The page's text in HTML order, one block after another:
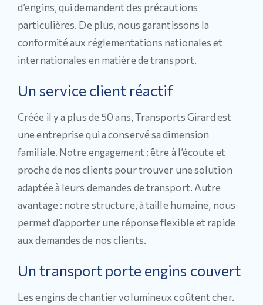
d’engins, qui demandent des précautions
particulières. De plus, nous garantissons la
conformité aux réglementations nationales et
internationales en matière de transport.
Un service client réactif
Créée il y a plus de 50 ans, Transports Girard est
une entreprise qui a conservé sa dimension
familiale. Notre engagement : être à l’écoute et
proche de nos clients pour trouver une solution
adaptée à leurs demandes de transport. Autre
avantage : notre structure, à taille humaine, nous
permet d’apporter une réponse flexible et rapide
aux demandes de nos clients.
Un transport porte engins couvert
Les engins de chantier volumineux coûtent cher.